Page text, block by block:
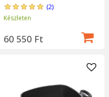
(2)
Készleten
60 550 Ft